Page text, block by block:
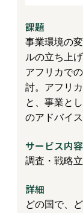
課題
事業環境の
ルの立ち上
アフリカで
討。アフリ
と、事業と
のアドバイ
サービス内容
調査・戦略
詳細
どの国で、